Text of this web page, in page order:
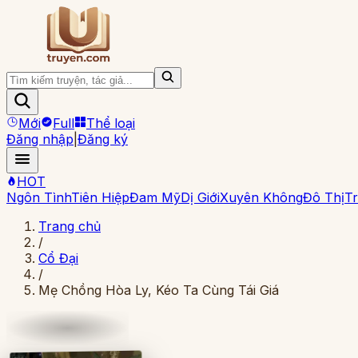
Mới Full
Thể loại
Đăng nhập Đăng ký
HOT
Ngôn TìnhTiên HiệpĐam MỹDị GiớiXuyên KhôngĐô Thị
Trang chủ
/
Cổ Đại
/
Mẹ Chồng Hòa Ly, Kéo Ta Cùng Tái Giá